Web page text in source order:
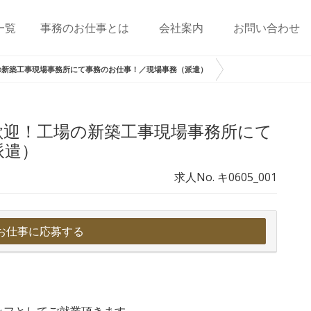
覧 事務のお仕事とは 会社案内 お問い合わせ
築工事現場事務所にて事務のお仕事！／現場事務（派遣）
！工場の新築工事現場事務所にて
）
求人No. キ0605_001
仕事に応募する